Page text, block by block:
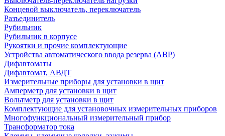
Концевой выключатель, переключатель
Разъединитель
Рубильник
Рубильник в корпусе
Рукоятки и прочие комплектующие
Устройства автоматического ввода резерва (АВР)
Дифавтоматы
Дифавтомат, АВДТ
Измерительные приборы для установки в щит
Амперметр для установки в щит
Вольтметр для установки в щит
Комплектующие для установочных измерительных приборов
Многофункциональный измерительный прибор
Трансформатор тока